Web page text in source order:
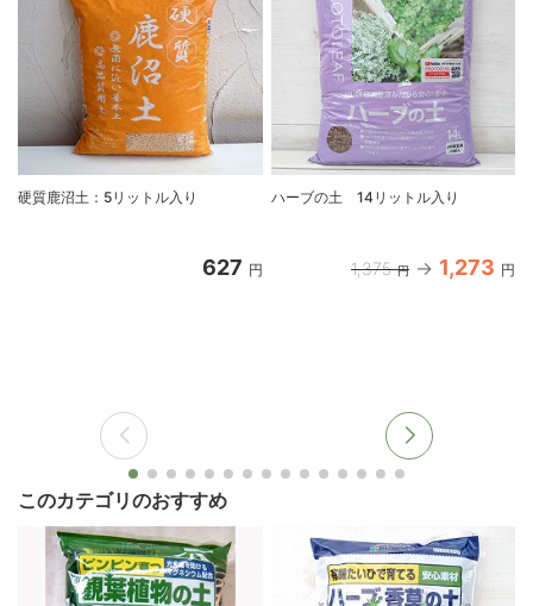
硬質鹿沼土：5リットル入り
627 円
ハーブの土 14リットル入り
1,375 円 1,273 円
このカテゴリのおすすめ